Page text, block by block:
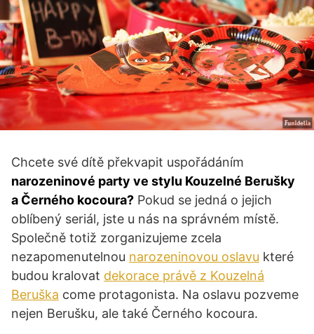
Chcete své dítě překvapit uspořádáním
narozeninové party ve stylu Kouzelné Berušky
a Černého kocoura? Pokud se jedná o jejich
oblíbený seriál, jste u nás na správném místě.
Společně totiž zorganizujeme zcela
nezapomenutelnou narozeninovou oslavu které
budou kralovat dekorace právě z Kouzelná
Beruška come protagonista. Na oslavu pozveme
nejen Berušku, ale také Černého kocoura.